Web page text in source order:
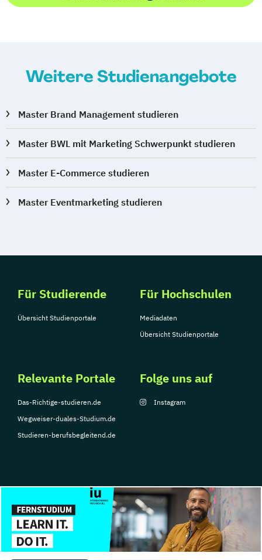
Weitere Studienangebote
Master Brand Management studieren
Master BWL mit Marketing Schwerpunkt studieren
Master E-Commerce studieren
Master Eventmarketing studieren
Für Studierende
Übersicht Studienportale
Für Hochschulen
Mediadaten
Übersicht Studienportale
Relevante Portale
Das-Richtige-studieren.de
Wegweiser-duales-Studium.de
Studieren-berufsbegleitend.de
Folge uns auf
Instagram
© Copyright 2026, TarGroup Media GmbH
Impressum
Datenschutzerklärung Nutzungsbedingungen